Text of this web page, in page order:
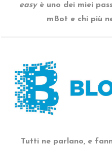
easyè uno dei miei
mBot e chi più
Tutti ne parlano, e